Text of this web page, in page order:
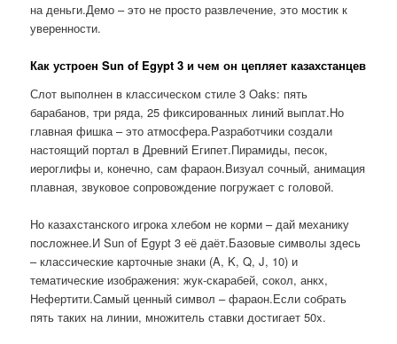
на деньги.Демо – это не просто развлечение, это мостик к
уверенности.
Как устроен Sun of Egypt 3 и чем он цепляет казахстанцев
Слот выполнен в классическом стиле 3 Oaks: пять
барабанов, три ряда, 25 фиксированных линий выплат.Но
главная фишка – это атмосфера.Разработчики создали
настоящий портал в Древний Египет.Пирамиды, песок,
иероглифы и, конечно, сам фараон.Визуал сочный, анимация
плавная, звуковое сопровождение погружает с головой.
Но казахстанского игрока хлебом не корми – дай механику
посложнее.И Sun of Egypt 3 её даёт.Базовые символы здесь
– классические карточные знаки (A, K, Q, J, 10) и
тематические изображения: жук-скарабей, сокол, анкх,
Нефертити.Самый ценный символ – фараон.Если собрать
пять таких на линии, множитель ставки достигает 50x.